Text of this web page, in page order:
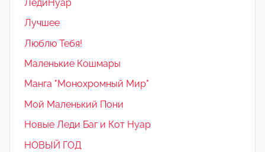
ЛедиНуар
Лучшее
Люблю Тебя!
Маленькие Кошмары
Манга "Монохромный Мир"
Мой Маленький Пони
Новые Леди Баг и Кот Нуар
НОВЫЙ ГОД